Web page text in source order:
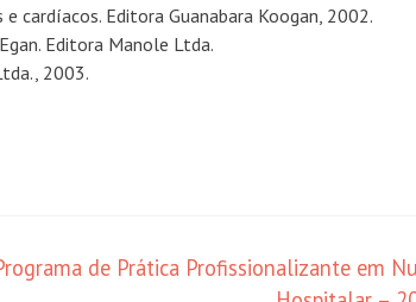
cardíacos. Editora Guanabara Koogan, 2002.
Editora Manole Ltda.
2003.
de Prática Profissionalizante em